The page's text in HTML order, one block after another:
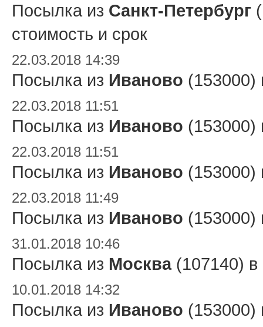
Посылка из Санкт-Петербург
стоимость и срок
22.03.2018 14:39
Посылка из Иваново
22.03.2018 11:51
Посылка из Иваново
22.03.2018 11:51
Посылка из Иваново
22.03.2018 11:49
Посылка из Иваново
31.01.2018 10:46
Посылка из Москва(107140) в
10.01.2018 14:32
Посылка из Иваново